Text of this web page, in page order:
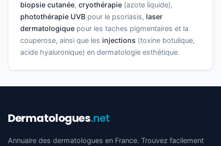
biopsie cutanée, cryothérapie (azote liquide),
photothérapie UVB pour le psoriasis, laser
dermatologique pour les taches pigmentaires et la
couperose, ainsi que les injections (toxine botulique,
acide hyaluronique) en dermatologie esthétique.
Dermatologues.net
Annuaire des dermatologues en France. Trouvez facilement